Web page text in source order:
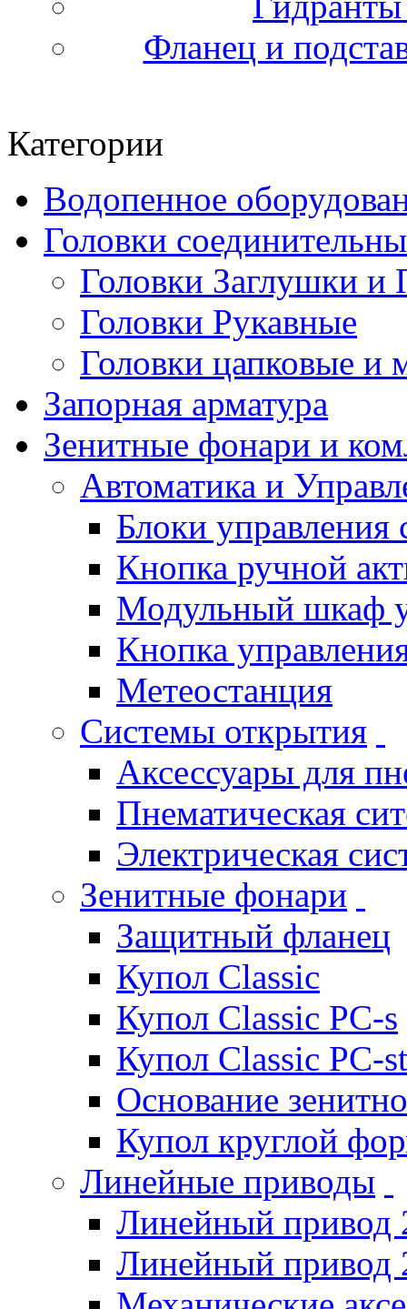
Фланец и
Категории
Водопенное
Головки
Головки Заглушки и
Головки Рукавные
Головки цапковые и
Запорная арматура
Зенитные фонари и
Автоматика и
Блоки
Кнопка ручной
Модульный шкаф
Кнопка
Метеостанция
Системы открытия
Аксессуары для
Пнематическая
Электрическая
Зенитные фонари
Защитный фланец
Купол Classic
Купол Classic PC-s
Купол Classic PC-st
Основание
Купол круглой
Линейные приводы
Линейный привод
Линейный привод